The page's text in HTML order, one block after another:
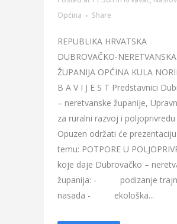
Općina
Share
REPUBLIKA HRVATSKA
DUBROVAČKO-NERETVANSKA
ŽUPANIJA OPĆINA KULA
B A V I J E S T Predstavnici
– neretvanske županije,
za ruralni razvoj i poljoprivredu
Opuzen održati će
temu: POTPORE U
koje daje Dubrovačko –
županija: - podizanje
nasada - ekološka...